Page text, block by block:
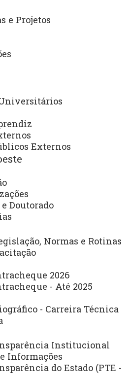
e Projetos
Externos
Doutorado
Normas e Rotinas
2026
- Até 2025
- Carreira Técnica
Institucional
Informações
do Estado (PTE -
linguas
presencial e
Bloco D - Sala 01, CEP
Universitário, Cascavel - PR.
às 12h e das 13h30 às 22h30.
10 DE JULHO DE
Carta de Serviços
de Cascavel
de Línguas - PEL